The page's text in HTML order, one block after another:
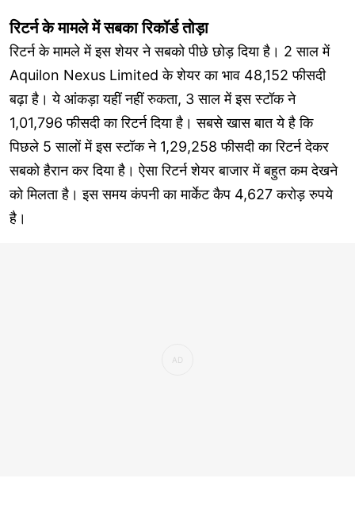
रिटर्न के मामले में सबका रिकॉर्ड तोड़ा
रिटर्न के मामले में इस शेयर ने सबको पीछे छोड़ दिया है। 2 साल में
Aquilon Nexus Limited के शेयर का भाव 48,152 फीसदी
बढ़ा है। ये आंकड़ा यहीं नहीं रुकता, 3 साल में इस स्टॉक ने
1,01,796 फीसदी का रिटर्न दिया है। सबसे खास बात ये है कि
पिछले 5 सालों में इस स्टॉक ने 1,29,258 फीसदी का रिटर्न देकर
सबको हैरान कर दिया है। ऐसा रिटर्न शेयर बाजार में बहुत कम देखने
को मिलता है। इस समय कंपनी का मार्केट कैप 4,627 करोड़ रुपये
है।